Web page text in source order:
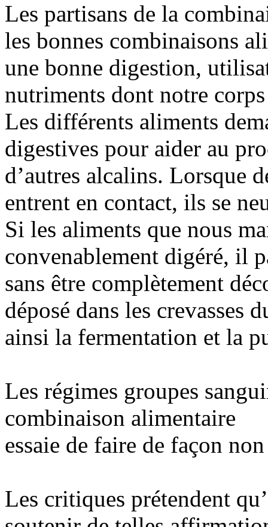
Les partisans de la
les bonnes combinaisons
une bonne digestion,
nutriments dont notre
Les différents aliments
digestives pour aider au
d’autres alcalins. Lorsque
entrent en contact, ils se
Si les aliments que nous
convenablement digéré, il
sans être complètement
déposé dans les crevasses
ainsi la fermentation et la
Les régimes groupes
combinaison alimentaire
essaie de faire de façon
Les critiques prétendent